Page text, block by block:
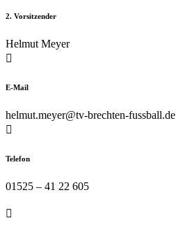
2. Vorsitzender
Helmut Meyer

E-Mail
helmut.meyer@tv-brechten-fussball.de

Telefon
01525 – 41 22 605
